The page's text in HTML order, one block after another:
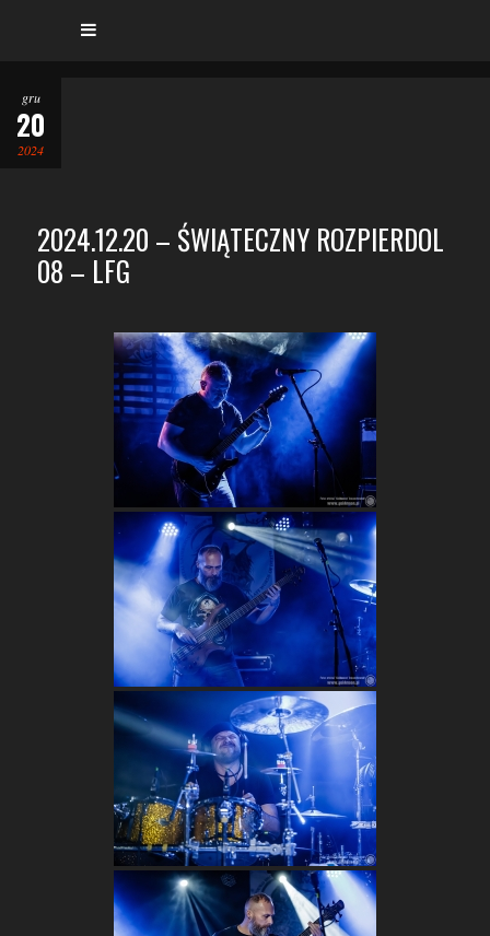
gru
20
2024
2024.12.20 – ŚWIĄTECZNY ROZPIERDOL
08 – LFG